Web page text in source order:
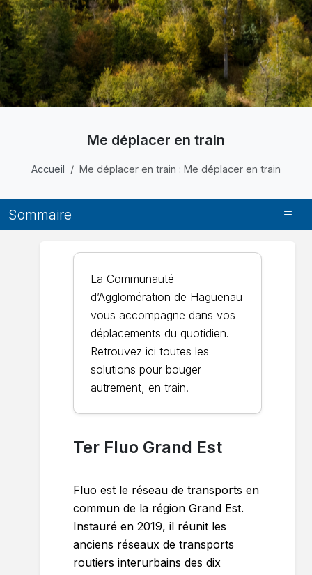
Me déplacer en train
Accueil Me déplacer en train : Me déplacer en train
Sommaire
La Communauté
d’Agglomération de Haguenau
vous accompagne dans vos
déplacements du quotidien.
Retrouvez ici toutes les
solutions pour bouger
autrement, en train.
Ter Fluo Grand Est
Fluo est le réseau de transports en
commun de la région Grand Est.
Instauré en 2019, il réunit les
anciens réseaux de transports
routiers interurbains des dix